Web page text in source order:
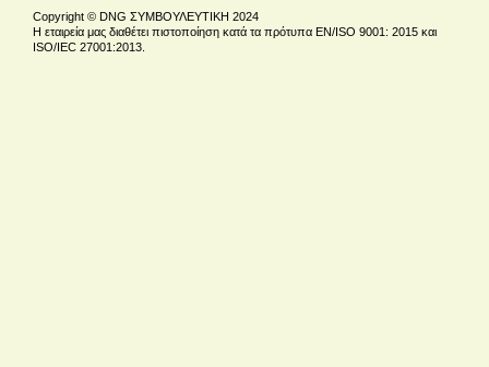
Copyright © DNG ΣΥΜΒΟΥΛΕΥΤΙΚΗ 2024
Η εταιρεία μας διαθέτει πιστοποίηση κατά τα πρότυπα EN/ISO 9001: 2015 και
ISO/IEC 27001:2013.